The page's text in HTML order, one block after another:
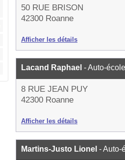
50 RUE BRISON
42300 Roanne
Afficher les détails
Lacand Raphael - Auto-école
8 RUE JEAN PUY
42300 Roanne
Afficher les détails
Martins-Justo Lionel - Auto-